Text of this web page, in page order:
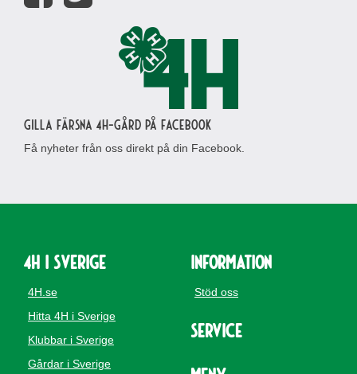
Gilla Färsna 4H-gård på Facebook
Få nyheter från oss direkt på din Facebook.
4H i Sverige
4H.se
Hitta 4H i Sverige
Klubbar i Sverige
Gårdar i Sverige
Information
Stöd oss
Service